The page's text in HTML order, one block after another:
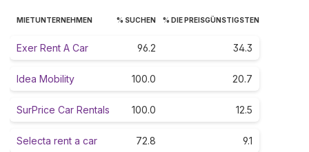
MIETUNTERNEHMEN % SUCHEN % DIE PREISGÜNSTIGSTEN
Exer Rent A Car 96.2 34.3
Idea Mobility 100.0 20.7
SurPrice Car Rentals 100.0 12.5
Selecta rent a car 72.8 9.1